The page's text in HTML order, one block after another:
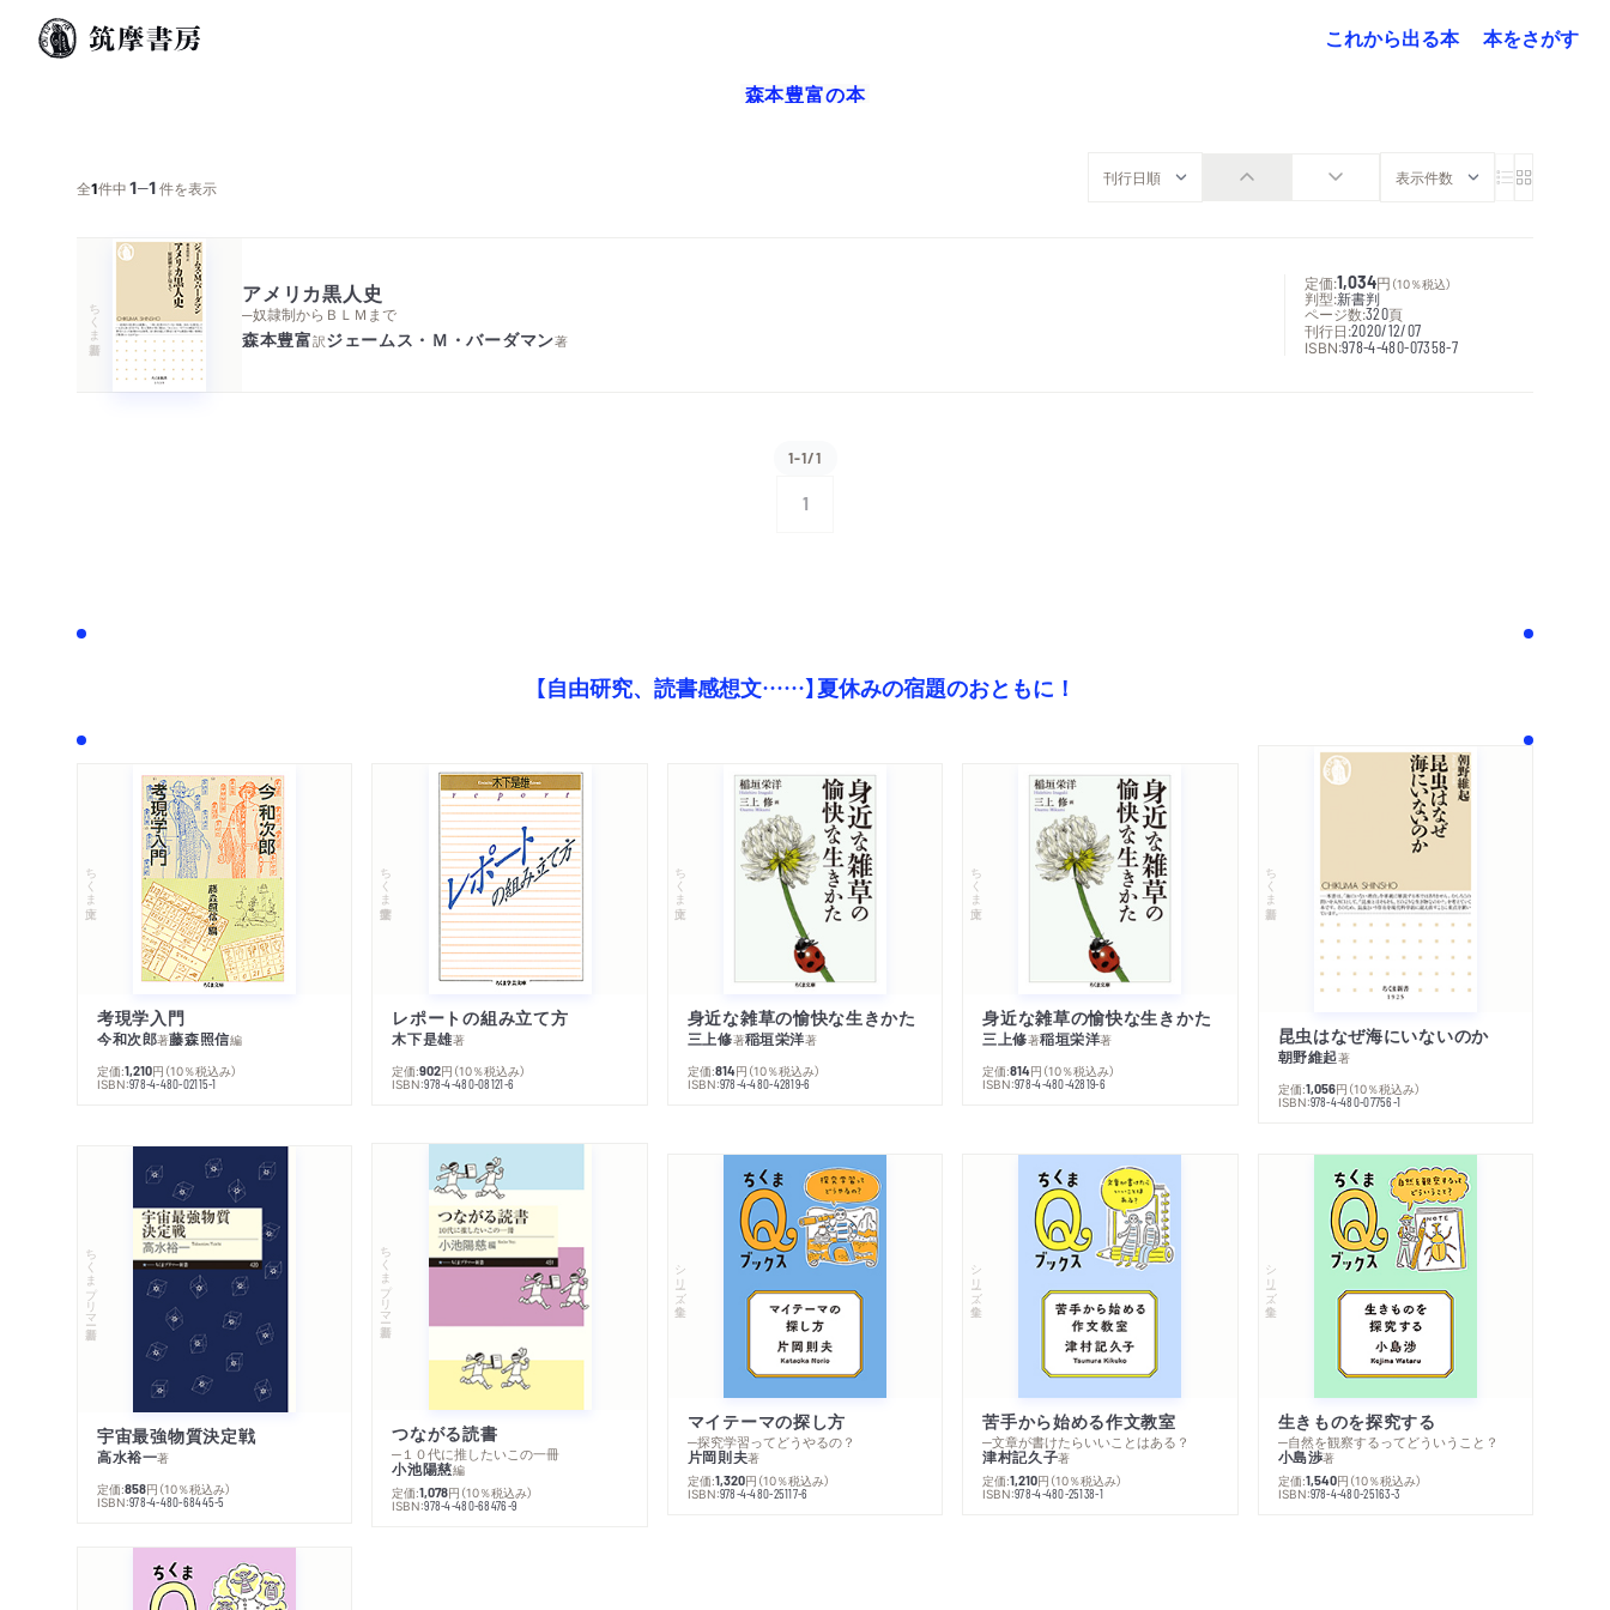
これから出る本
本をさがす
森本豊富の本
全1件中1─1件を表示
ちくま新書
アメリカ黒人史
─奴隷制からＢＬＭまで
森本豊富訳ジェームス・Ｍ・バーダマン著
定価:1,034円 （10％税込）
判型:新書判
ページ数:320頁
刊行日:2020/12/07
ISBN:978-4-480-07358-7
1-1/1
1
【自由研究、読書感想文……】夏休みの宿題のおともに！
ちくま文庫
考現学入門
今和次郎著藤森照信編
定価:1,210円 （10％税込み）
ISBN:978-4-480-02115-1
ちくま学芸文庫
レポートの組み立て方
木下是雄著
定価:902円 （10％税込み）
ISBN:978-4-480-08121-6
ちくま文庫
身近な雑草の愉快な生きかた
三上修著稲垣栄洋著
定価:814円 （10％税込み）
ISBN:978-4-480-42819-6
ちくま文庫
身近な雑草の愉快な生きかた
三上修著稲垣栄洋著
定価:814円 （10％税込み）
ISBN:978-4-480-42819-6
ちくま新書
昆虫はなぜ海にいないのか
朝野維起著
定価:1,056円 （10％税込み）
ISBN:978-4-480-07756-1
ちくまプリマー新書
宇宙最強物質決定戦
高水裕一著
定価:858円 （10％税込み）
ISBN:978-4-480-68445-5
ちくまプリマー新書
つながる読書
─１０代に推したいこの一冊
小池陽慈編
定価:1,078円 （10％税込み）
ISBN:978-4-480-68476-9
シリーズ・全集
マイテーマの探し方
─探究学習ってどうやるの？
片岡則夫著
定価:1,320円 （10％税込み）
ISBN:978-4-480-25117-6
シリーズ・全集
苦手から始める作文教室
─文章が書けたらいいことはある？
津村記久子著
定価:1,210円 （10％税込み）
ISBN:978-4-480-25138-1
シリーズ・全集
生きものを探究する
─自然を観察するってどういうこと？
小島渉著
定価:1,540円 （10％税込み）
ISBN:978-4-480-25163-3